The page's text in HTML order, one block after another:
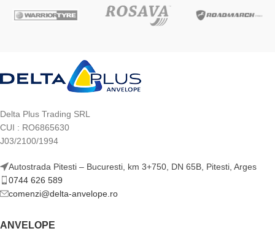
Delta Plus Trading SRL
CUI : RO6865630
J03/2100/1994
Autostrada Pitesti – Bucuresti, km 3+750, DN 65B, Pitesti, Arges
0744 626 589
comenzi@delta-anvelope.ro
ANVELOPE